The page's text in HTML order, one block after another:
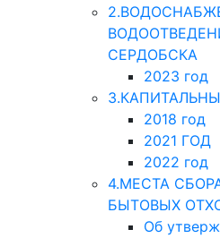
СЕРДОБСКА
2023 год
2018 год
2021 ГОД
2022 год
4.МЕСТА
БЫТОВЫХ
Об